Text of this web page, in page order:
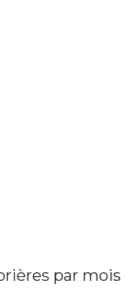
par mois